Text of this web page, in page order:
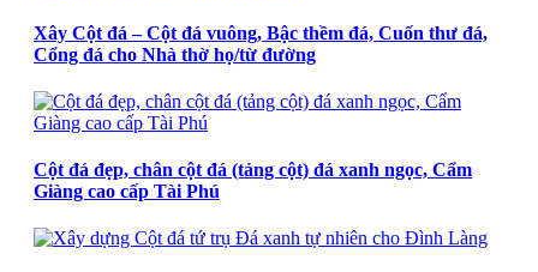
Xây Cột đá – Cột đá vuông, Bậc thềm đá, Cuốn thư đá,
Cổng đá cho Nhà thờ họ/từ đường
Cột đá đẹp, chân cột đá (tảng cột) đá xanh ngọc, Cẩm
Giàng cao cấp Tài Phú